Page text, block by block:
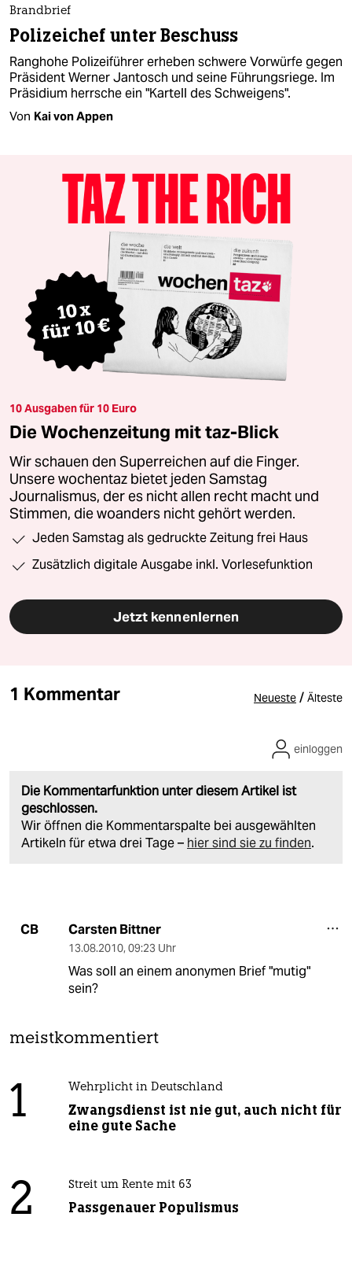
Brandbrief
Polizeichef unter Beschuss
Ranghohe Polizeiführer erheben schwere Vorwürfe gegen
Präsident Werner Jantosch und seine Führungsriege. Im
Präsidium herrsche ein "Kartell des Schweigens".
Von Kai von Appen
10 Ausgaben für 10 Euro
Die Wochenzeitung mit taz-Blick
Wir schauen den Superreichen auf die Finger.
Unsere wochentaz bietet jeden Samstag
Journalismus, der es nicht allen recht macht und
Stimmen, die woanders nicht gehört werden.
Jeden Samstag als gedruckte Zeitung frei Haus
Zusätzlich digitale Ausgabe inkl. Vorlesefunktion
Jetzt kennenlernen
1 Kommentar Neueste / Älteste
Die Kommentarfunktion unter diesem Artikel ist
geschlossen.
Wir öffnen die Kommentarspalte bei ausgewählten
Artikeln für etwa drei Tage – hier sind sie zu finden.
einloggen
CB Carsten Bittner
13.08.2010, 09:23 Uhr
Was soll an einem anonymen Brief "mutig"
sein?
meistkommentiert
1 Wehrplicht in Deutschland
Zwangsdienst ist nie gut, auch nicht für
eine gute Sache
2 Streit um Rente mit 63
Passgenauer Populismus